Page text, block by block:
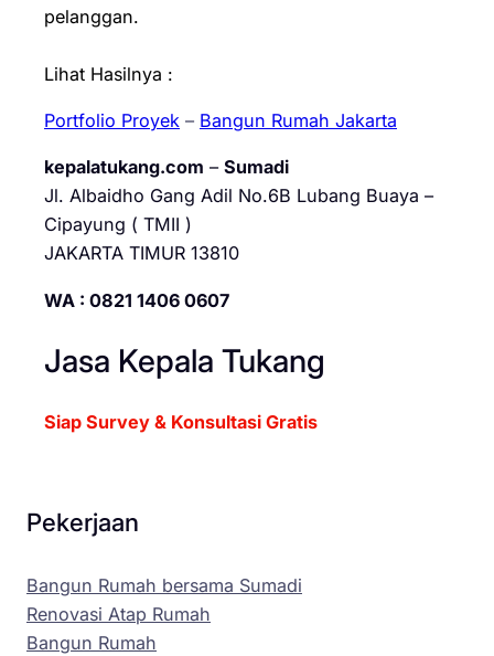
pelanggan.
Lihat Hasilnya :
Portfolio Proyek – Bangun Rumah Jakarta
kepalatukang.com – Sumadi
Jl. Albaidho Gang Adil No.6B Lubang Buaya –
Cipayung ( TMII )
JAKARTA TIMUR 13810
WA : 0821 1406 0607
Jasa Kepala Tukang
Siap Survey & Konsultasi Gratis
Pekerjaan
Bangun Rumah bersama Sumadi
Renovasi Atap Rumah
Bangun Rumah